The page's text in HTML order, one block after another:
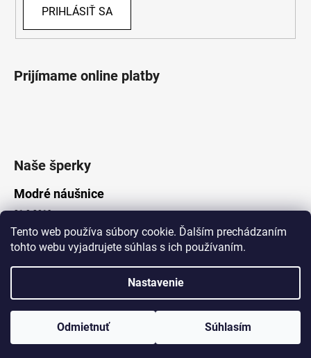
Tento web používa súbory cookie. Ďalším prechádzaním
tohto webu vyjadrujete súhlas s ich používaním.
Nastavenie
Odmietnuť Súhlasím
www.Lotka.sk - najkrajšie šperky za dobré ceny. Pri nákupe nad 50€
poštovné zdarma. Nakupujte s dôverou - naša spoločnosť je s
PRIHLÁSIŤ SA
Prijímame online platby
Naše šperky
Modré náušnice
21.8.2019
Vytvoril Shoptet
Lotka.sk. Všetky práva vyhradené.
Upraviť nastavenie cookies